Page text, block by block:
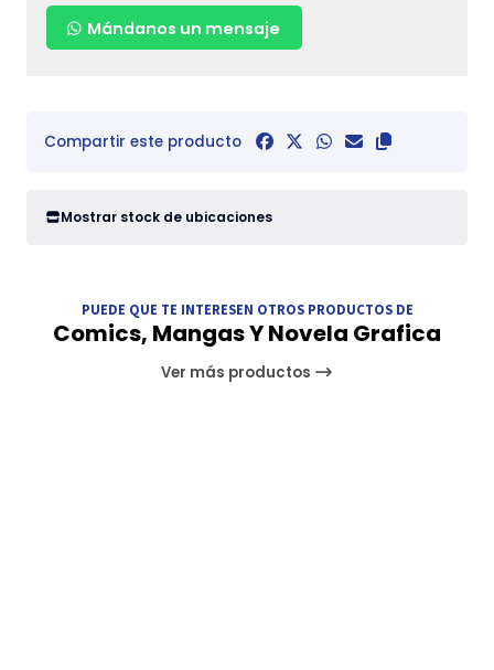
Mándanos un mensaje
Compartir este producto
Mostrar stock de ubicaciones
PUEDE QUE TE INTERESEN OTROS PRODUCTOS DE
Comics, Mangas Y Novela Grafica
Ver más productos